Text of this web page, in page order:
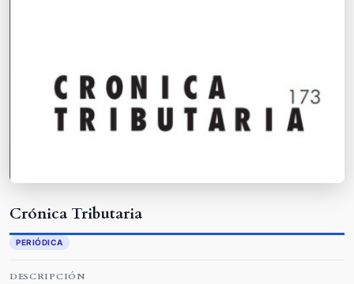
Crónica Tributaria
PERIÓDICA
DESCRIPCIÓN